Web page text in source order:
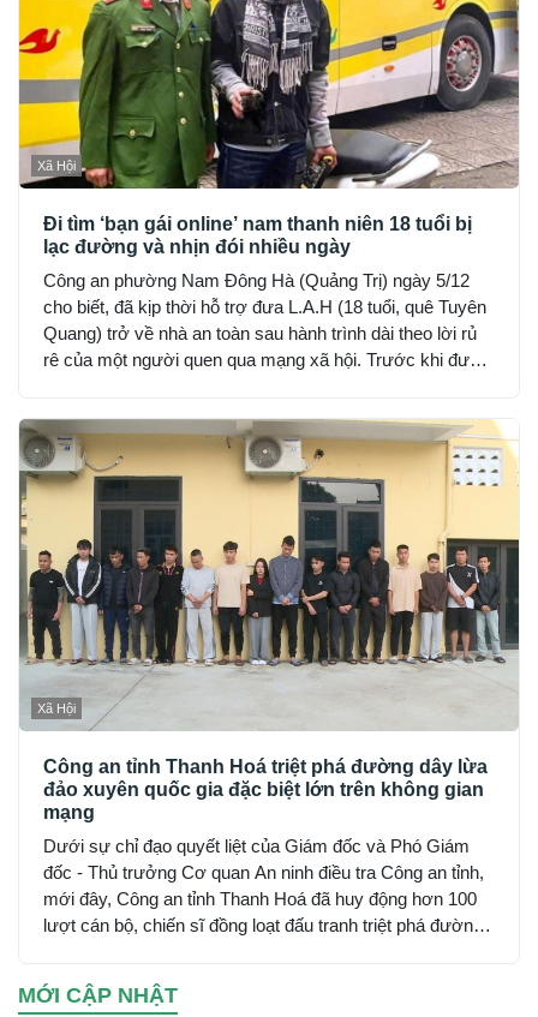
Xã Hội
Đi tìm ‘bạn gái online’ nam thanh niên 18 tuổi bị
lạc đường và nhịn đói nhiều ngày
Công an phường Nam Đông Hà (Quảng Trị) ngày 5/12
cho biết, đã kịp thời hỗ trợ đưa L.A.H (18 tuổi, quê Tuyên
Quang) trở về nhà an toàn sau hành trình dài theo lời rủ
rê của một người quen qua mạng xã hội. Trước khi được
Xã Hội
Công an tỉnh Thanh Hoá triệt phá đường dây lừa
đảo xuyên quốc gia đặc biệt lớn trên không gian
mạng
Dưới sự chỉ đạo quyết liệt của Giám đốc và Phó Giám
đốc - Thủ trưởng Cơ quan An ninh điều tra Công an tỉnh,
mới đây, Công an tỉnh Thanh Hoá đã huy động hơn 100
lượt cán bộ, chiến sĩ đồng loạt đấu tranh triệt phá đường
xuyên quốc gia do đối tượng Mai Văn Tới, sinh năm 2001
MỚI CẬP NHẬT